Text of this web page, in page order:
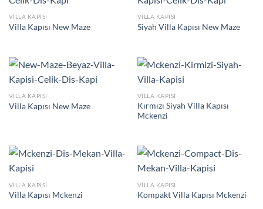
VILLA KAPISI
Villa Kapısı New Maze
VILLA KAPISI
Siyah Villa Kapısı New Maze
VILLA KAPISI
Villa Kapısı New Maze
VILLA KAPISI
Kırmızı Siyah Villa Kapısı
Mckenzi
VILLA KAPISI
Villa Kapısı Mckenzi
VILLA KAPISI
Kompakt Villa Kapısı Mckenzi